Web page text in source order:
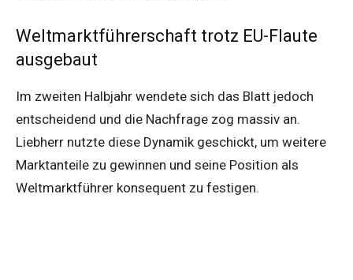
Weltmarktführerschaft trotz EU-Flaute
ausgebaut
Im zweiten Halbjahr wendete sich das Blatt jedoch
entscheidend und die Nachfrage zog massiv an.
Liebherr nutzte diese Dynamik geschickt, um weitere
Marktanteile zu gewinnen und seine Position als
Weltmarktführer konsequent zu festigen.